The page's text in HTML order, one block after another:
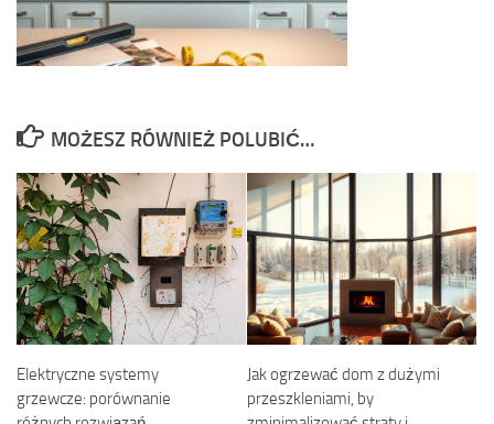
MOŻESZ RÓWNIEŻ POLUBIĆ…
Elektryczne systemy
grzewcze: porównanie
Jak ogrzewać dom z dużymi
przeszkleniami, by